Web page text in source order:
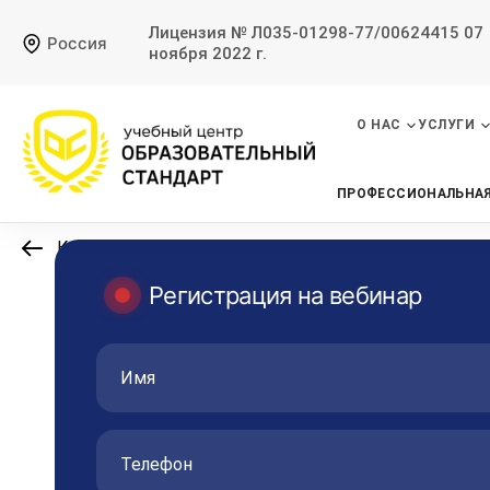
Россия
Лицензия № Л035-01298-77/00624415 07
ноября 2022 г.
О НАС УСЛУГИ
К списку вебинаров
21.09.2022
Вебинар
Профилактика и
Регистрация на вебинар